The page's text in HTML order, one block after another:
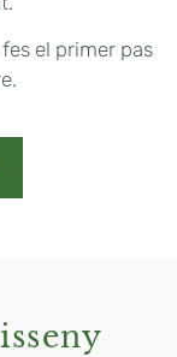
el primer pas